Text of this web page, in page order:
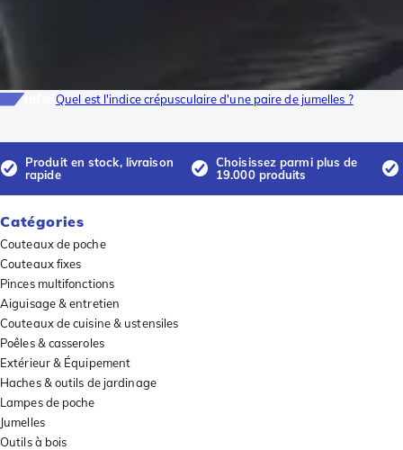
Infos Quel est l'indice crépusculaire d'une paire de jumelles ?
Produit en stock, livraison
rapide
Choisissez parmi plus de
19.000 produits
Catégories
Couteaux de poche
Couteaux fixes
Pinces multifonctions
Aiguisage & entretien
Couteaux de cuisine & ustensiles
Poêles & casseroles
Extérieur & Équipement
Haches & outils de jardinage
Lampes de poche
Jumelles
Outils à bois